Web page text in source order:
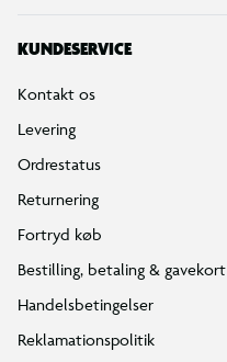
KUNDESERVICE
Kontakt os
Levering
Ordrestatus
Returnering
Fortryd køb
Bestilling, betaling & gavekort
Handelsbetingelser
Reklamationspolitik